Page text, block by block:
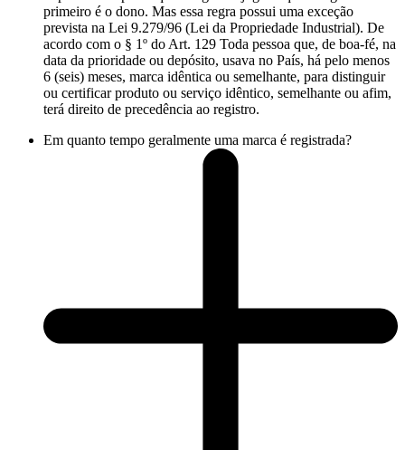
primeiro é o dono. Mas essa regra possui uma exceção
prevista na Lei 9.279/96 (Lei da Propriedade Industrial). De
acordo com o § 1º do Art. 129 Toda pessoa que, de boa-fé, na
data da prioridade ou depósito, usava no País, há pelo menos
6 (seis) meses, marca idêntica ou semelhante, para distinguir
ou certificar produto ou serviço idêntico, semelhante ou afim,
terá direito de precedência ao registro.
Em quanto tempo geralmente uma marca é registrada?